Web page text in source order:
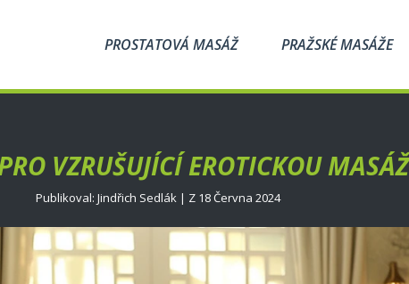
PROSTATOVÁ MASÁŽ PRAŽSKÉ MASÁŽE
VZRUŠUJÍCÍ EROTICKOU
Publikoval: Jindřich Sedlák | Z 18 Června 2024